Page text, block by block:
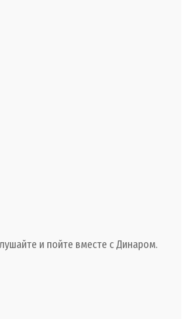
и пойте вместе с Динаром.